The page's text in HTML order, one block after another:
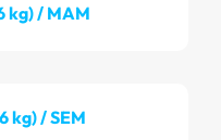
kg) / MAM
kg) / SEM